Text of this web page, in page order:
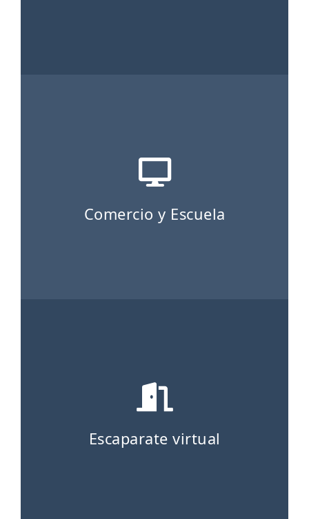
Comercio y Escuela
Escaparate virtual